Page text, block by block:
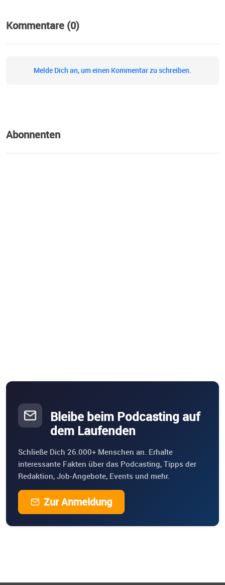
Kommentare (0)
Melde Dich an, um einen Kommentar zu schreiben.
Abonnenten
Bleibe beim Podcasting auf
dem Laufenden
Schließe Dich 26.000+ Menschen an. Erhalte
interessante Fakten über das Podcasting, Tipps der
Redaktion, Job-Angebote, Events und mehr.
Zur Anmeldung